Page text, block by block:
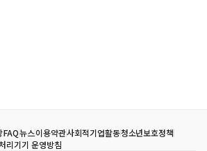
FAQ뉴스이용약관사회적기업활동청소년보호정책
리기기 운영방침